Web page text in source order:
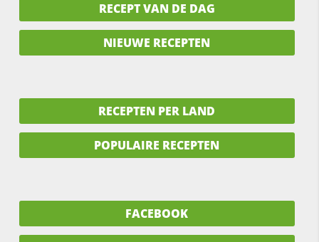
RECEPT VAN DE DAG
NIEUWE RECEPTEN
RECEPTEN PER LAND
POPULAIRE RECEPTEN
FACEBOOK